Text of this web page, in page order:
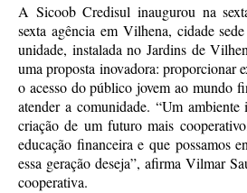
A Sicoob Credisul inaugurou na
sexta agência em Vilhena, cidade
unidade, instalada no Jardins de
uma proposta inovadora: proporcionar
o acesso do público jovem ao mundo
atender a comunidade. “Um ambiente
criação de um futuro mais
educação financeira e que possamos
essa geração deseja”, afirma Vilmar
cooperativa.